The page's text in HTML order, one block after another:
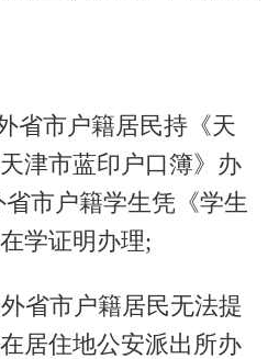
省市户籍居民持《天
津市蓝印户口簿》办
市户籍学生凭《学生
学证明办理;
省市户籍居民无法提
居住地公安派出所办